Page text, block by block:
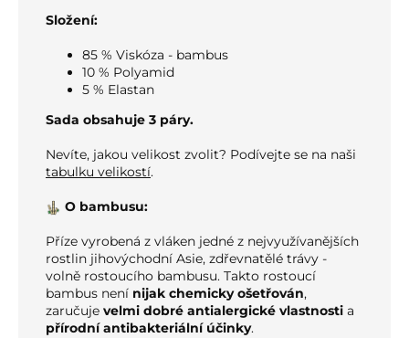
Složení:
85 % Viskóza - bambus
10 % Polyamid
5 % Elastan
Sada obsahuje 3 páry.
Nevíte, jakou velikost zvolit? Podívejte se na naši
tabulku velikostí.
O bambusu:
Příze vyrobená z vláken jedné z nejvyužívanějších
rostlin jihovýchodní Asie, zdřevnatělé trávy -
volně rostoucího bambusu. Takto rostoucí
bambus není nijak chemicky ošetřován,
zaručuje velmi dobré antialergické vlastnosti a
přírodní antibakteriální účinky.